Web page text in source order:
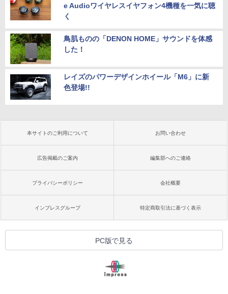
e Audioワイヤレスイヤフォン4機種を一気に聴
く
鳥肌ものの「DENON HOME」サウンドを体感
した！
レイズのパワーデザインホイール「M6」に新
色登場!!
本サイトのご利用について お問い合わせ
広告掲載のご案内 編集部へのご連絡
プライバシーポリシー 会社概要
インプレスグループ 特定商取引法に基づく表示
PC版で見る